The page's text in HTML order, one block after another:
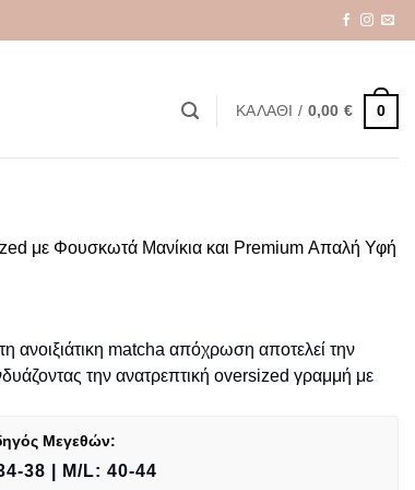
ΚΑΛΆΘΙ / 0,00€ 0
με Φουσκωτά Μανίκια και Premium Απαλή Υφή
ανοιξιάτικη matcha απόχρωση αποτελεί την
την ανατρεπτική oversized γραμμή με
Μεγεθών:
38 | M/L: 40-44